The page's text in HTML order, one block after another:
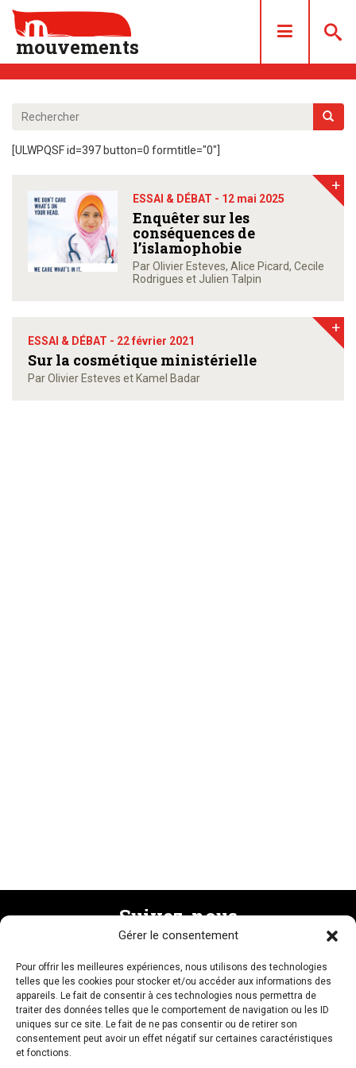
Gérer le consentement
Pour offrir les meilleures expériences, nous utilisons des technologies
telles que les cookies pour stocker et/ou accéder aux informations des
appareils. Le fait de consentir à ces technologies nous permettra de
traiter des données telles que le comportement de navigation ou les ID
uniques sur ce site. Le fait de ne pas consentir ou de retirer son
consentement peut avoir un effet négatif sur certaines caractéristiques
et fonctions.
mouvements
LES NUMÉROS
ACHAT/ABONNEMENT
CONTACT
[ULWPQSF id=397 button=0 formtitle="0"]
ESSAI & DÉBAT - 12 mai 2025
Enquêter sur les
conséquences de
l’islamophobie
Par Olivier Esteves, Alice Picard, Cecile
Rodrigues et Julien Talpin
+
ESSAI & DÉBAT - 22 février 2021
Sur la cosmétique ministérielle
Par Olivier Esteves et Kamel Badar
+
Suivez-nous
Recevez la newsletter